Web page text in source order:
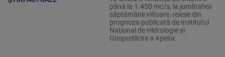
până la 1.450 mc/s, la jumătatea
săptămânii viitoare, reiese din
prognoza publicată de Institutul
Naţional de Hidrologie şi
Gospodărire a Apelor.